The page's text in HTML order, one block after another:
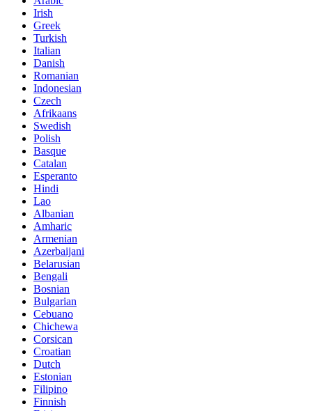
Irish
Greek
Turkish
Italian
Danish
Romanian
Indonesian
Czech
Afrikaans
Swedish
Polish
Basque
Catalan
Esperanto
Hindi
Lao
Albanian
Amharic
Armenian
Azerbaijani
Belarusian
Bengali
Bosnian
Bulgarian
Cebuano
Chichewa
Corsican
Croatian
Dutch
Estonian
Filipino
Finnish